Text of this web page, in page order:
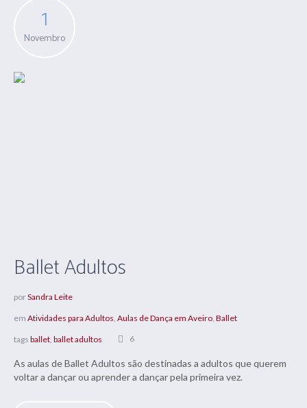
1
Novembro
Ballet Adultos
porSandra Leite
em Atividades para Adultos, Aulas de Dança em Aveiro, Ballet
tags ballet, ballet adultos 6
As aulas de Ballet Adultos são destinadas a adultos que querem
voltar a dançar ou aprender a dançar pela primeira vez.